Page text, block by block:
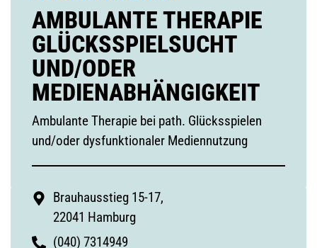
AMBULANTE THERAPIE
GLÜCKSSPIELSUCHT
UND/ODER
MEDIENABHÄNGIGKEIT
Ambulante Therapie bei path. Glücksspielen
und/oder dysfunktionaler Mediennutzung
Brauhausstieg 15-17,
22041 Hamburg
(040) 7314949